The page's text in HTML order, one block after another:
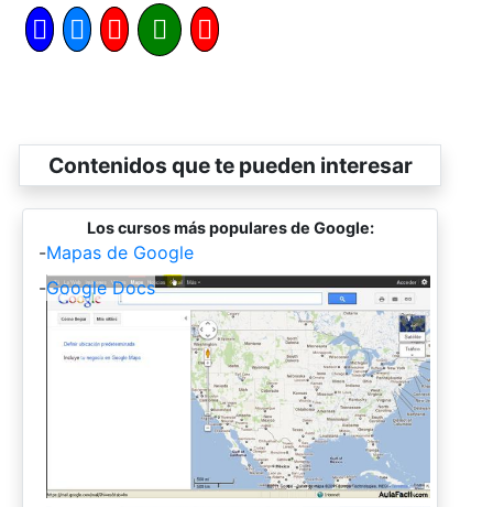
Contenidos que te pueden interesar
Los cursos más populares de Google:
-Mapas de Google
-Google Docs